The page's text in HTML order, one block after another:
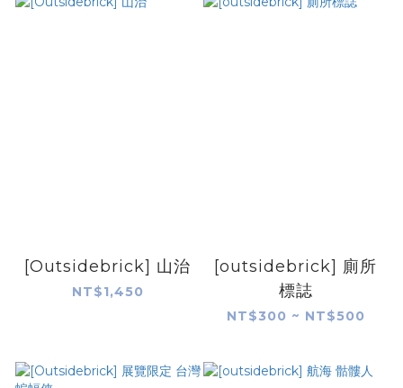
[Outsidebrick] 山治
NT$1,450
[outsidebrick] 廁所
標誌
NT$300 ~ NT$500